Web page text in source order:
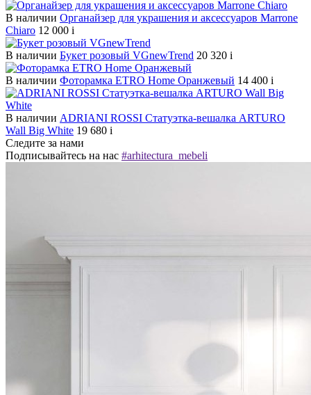
В наличии Органайзер для украшения и аксессуаров Marrone
Chiaro 12 000 i
В наличии Букет розовый VGnewTrend 20 320 i
В наличии Фоторамка ETRO Home Оранжевый 14 400 i
В наличии ADRIANI ROSSI Статуэтка-вешалка ARTURO
Wall Big White 19 680 i
Следите за нами
Подписывайтесь на нас #arhitectura_mebeli